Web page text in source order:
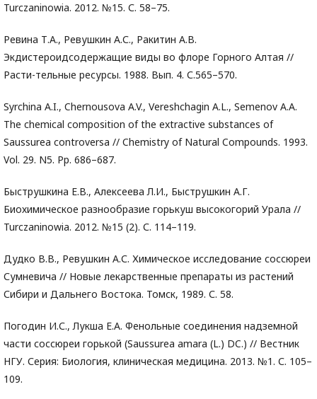
Turczaninowia. 2012. №15. С. 58–75.
Ревина Т.А., Ревушкин А.С., Ракитин А.В.
Экдистероидсодержащие виды во флоре Горного Алтая //
Расти-тельные ресурсы. 1988. Вып. 4. С.565–570.
Syrchina A.I., Chernousova A.V., Vereshchagin A.L., Semenov A.A.
The chemical composition of the extractive substances of
Saussurea controversa // Chemistry of Natural Compounds. 1993.
Vol. 29. N5. Pp. 686–687.
Быструшкина Е.В., Алексеева Л.И., Быструшкин А.Г.
Биохимическое разнообразие горькуш высокогорий Урала //
Turczaninowia. 2012. №15 (2). С. 114–119.
Дудко В.В., Ревушкин А.С. Химическое исследование соссюреи
Сумневича // Новые лекарственные препараты из растений
Сибири и Дальнего Востока. Томск, 1989. С. 58.
Погодин И.С., Лукша Е.А. Фенольные соединения надземной
части соссюреи горькой (Saussurea amara (L.) DC.) // Вестник
НГУ. Серия: Биология, клиническая медицина. 2013. №1. С. 105–
109.